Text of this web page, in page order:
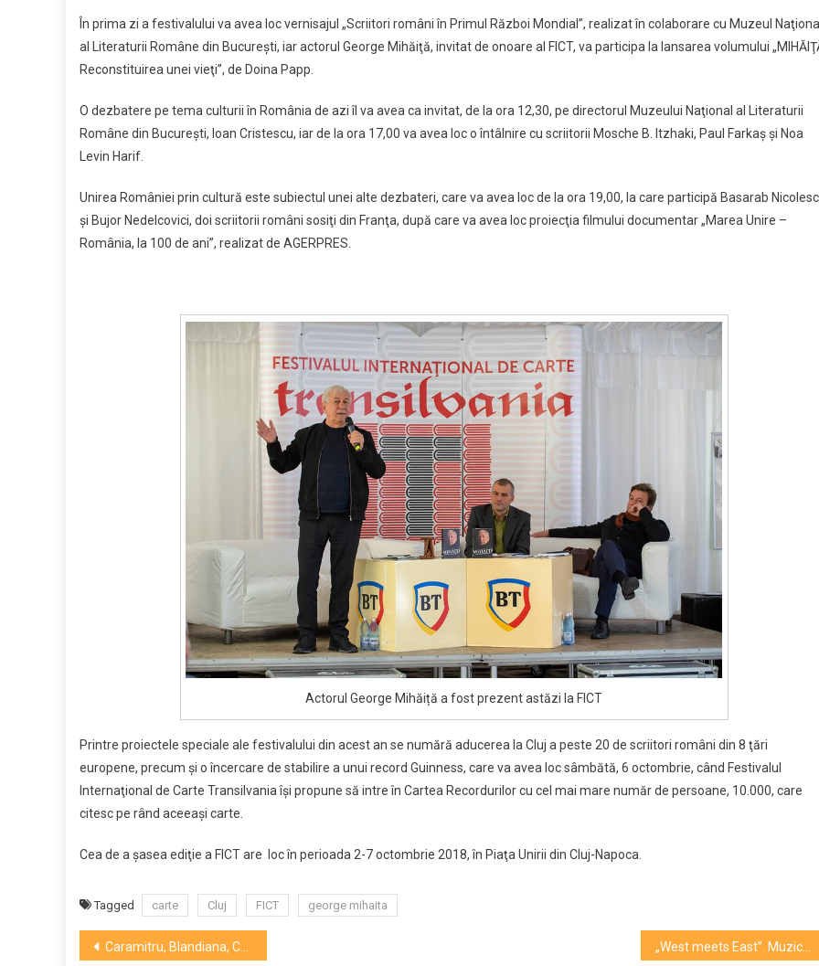
edituri
şi
scriitori
europeni
În prima zi a festivalului va avea loc vernisajul „Scriitori români în Primul Război Mondial”, realizat în colaborare cu Muzeul Naţional
al Literaturii Române din Bucureşti, iar actorul George Mihăiţă, invitat de onoare al FICT, va participa la lansarea volumului
Reconstituirea unei vieţi”, de Doina Papp.
O dezbatere pe tema culturii în România de azi îl va avea ca invitat, de la ora 12,30, pe directorul Muzeului Naţional al Literaturii
Române din Bucureşti, Ioan Cristescu, iar de la ora 17,00 va avea loc o întâlnire cu scriitorii Mosche B. Itzhaki, Paul Farkaş şi Noa
Levin Harif.
Unirea României prin cultură este subiectul unei alte dezbateri, care va avea loc de la ora 19,00, la care participă Basarab
şi Bujor Nedelcovici, doi scriitorii români sosiţi din Franţa, după care va avea loc proiecţia filmului documentar „Marea Unire –
România, la 100 de ani”, realizat de AGERPRES.
Actorul George Mihăiță a fost prezent astăzi la FICT
Printre proiectele speciale ale festivalului din acest an se numără aducerea la Cluj a peste 20 de scriitori români din 8 ţări
europene, precum şi o încercare de stabilire a unui record Guinness, care va avea loc sâmbătă, 6 octombrie, când Festivalul
Internaţional de Carte Transilvania îşi propune să intre în Cartea Recordurilor cu cel mai mare număr de persoane, 10.000, care
citesc pe rând aceeaşi carte.
Cea de a şasea ediţie a FICT are loc în perioada 2-7 octombrie 2018, în Piaţa Unirii din Cluj-Napoca.
Tagged carte Cluj FICT george mihaita
Navigare
Caramitru, Blandiana, Cărtărescu, Oișteanu și Vișniec vin la Cluj „West meets East”. Muzică autohtonă cântată la instrumente indiene